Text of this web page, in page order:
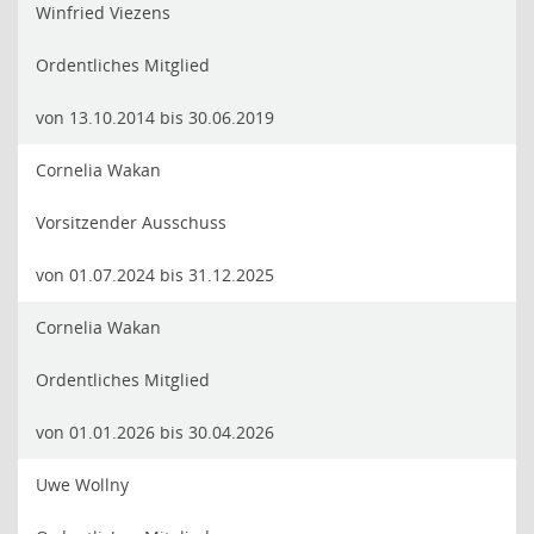
Winfried Viezens
Ordentliches Mitglied
von 13.10.2014 bis 30.06.2019
Cornelia Wakan
Vorsitzender Ausschuss
von 01.07.2024 bis 31.12.2025
Cornelia Wakan
Ordentliches Mitglied
von 01.01.2026 bis 30.04.2026
Uwe Wollny